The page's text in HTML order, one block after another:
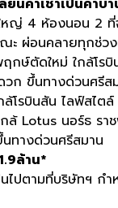
ยนค่าเช่าเป็นค่าบ้า
หญ่ 4 ห้องนอน 2
ะ ผ่อนคลายทุกช่ว
ฤกษ์ตัดใหม่ ใกล้โร
วก ขึ้นทางด่วนศรี
ล้โรบินสัน ไลฟ์สไตล์
ล้ Lotus นอร์ธ รา
ทางด่วนศรีสมาน
ล้าน*
นไปตามที่บริษัทฯ กำ